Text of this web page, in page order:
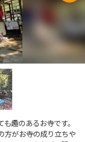
趣のあるお寺です。
方がお寺の成り立ちや